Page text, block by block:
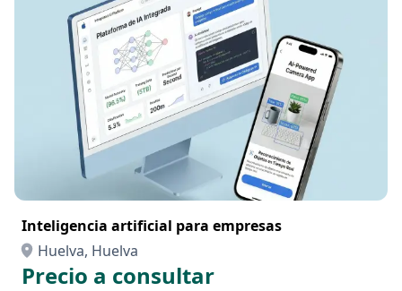
Inteligencia artificial para empresas
Huelva, Huelva
Precio a consultar